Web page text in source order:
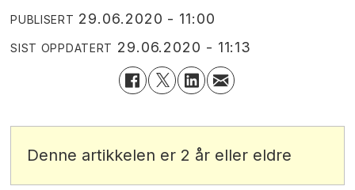
PUBLISERT 29.06.2020 - 11:00
SIST OPPDATERT 29.06.2020 - 11:13
Denne artikkelen er 2 år eller eldre